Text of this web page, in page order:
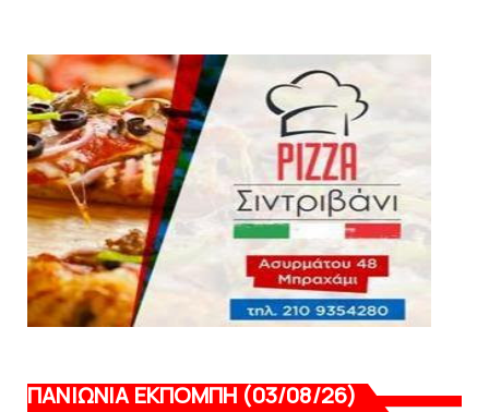
KARA TALKS
«Kara Talks» LIVE: Παρασκευή στις 21:00
August 06, 2026
ΠΑΝΙΩΝΙΑ ΕΚΠΟΜΠΗ (03/08/26)